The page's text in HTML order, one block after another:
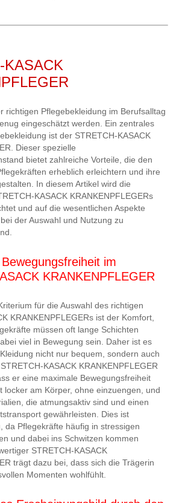
KASACK
richtigen Pflegebekleidung im Berufsalltag
eingeschätzt werden. Ein zentrales
ist der STRETCH-KASACK
Dieser spezielle
bietet zahlreiche Vorteile, die den
erheblich erleichtern und ihre
In diesem Artikel wird die
KASACK KRANKENPFLEGERs
und auf die wesentlichen Aspekte
der Auswahl und Nutzung zu
im
KRANKENPFLEGER
für die Auswahl des richtigen
KRANKENPFLEGERs ist der Komfort,
müssen oft lange Schichten
viel in Bewegung sein. Daher ist es
nicht nur bequem, sondern auch
KASACK KRANKENPFLEGER
er eine maximale Bewegungsfreiheit
locker am Körper, ohne einzuengen, und
die atmungsaktiv sind und einen
gewährleisten. Dies ist
da Pflegekräfte häufig in stressigen
und dabei ins Schwitzen kommen
STRETCH-KASACK
trägt dazu bei, dass sich die Trägerin
Momenten wohlfühlt.